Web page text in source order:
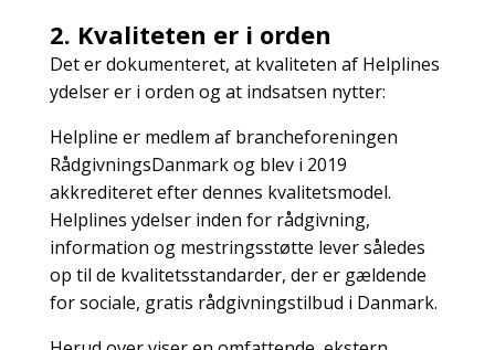
2. Kvaliteten er i orden
Det er dokumenteret, at kvaliteten af Helplines
ydelser er i orden og at indsatsen nytter:
Helpline er medlem af brancheforeningen
RådgivningsDanmark og blev i 2019
akkrediteret efter dennes kvalitetsmodel.
Helplines ydelser inden for rådgivning,
information og mestringsstøtte lever således
op til de kvalitetsstandarder, der er gældende
for sociale, gratis rådgivningstilbud i Danmark.